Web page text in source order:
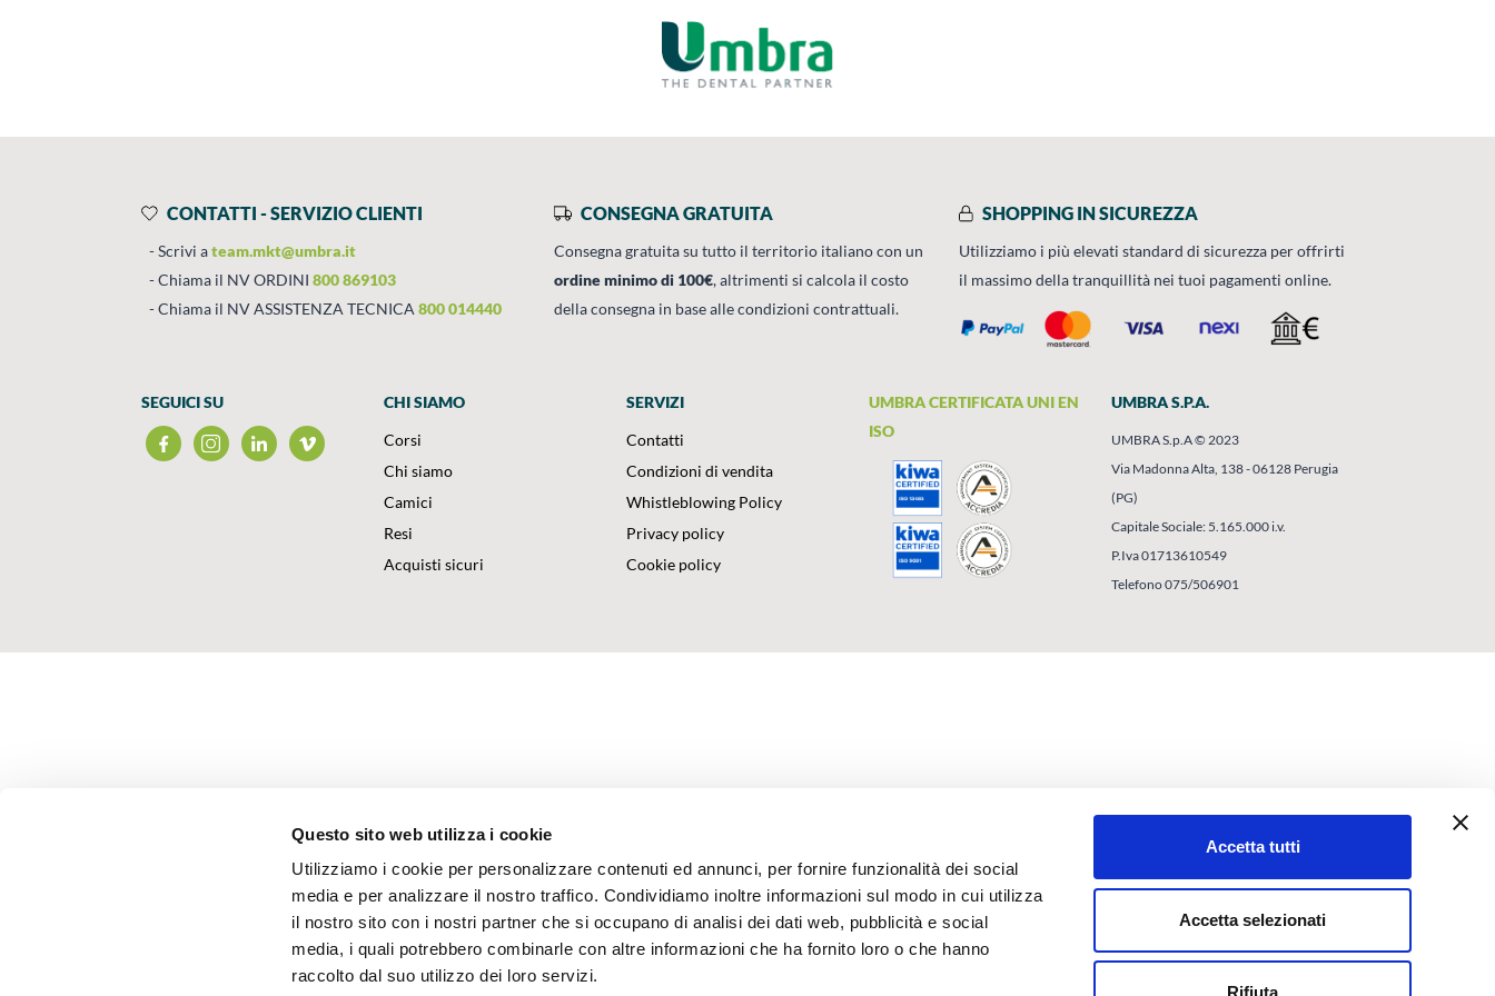
Questo sito web utilizza i cookie
Utilizziamo i cookie per personalizzare contenuti ed annunci, per fornire funzionalità dei social
media e per analizzare il nostro traffico. Condividiamo inoltre informazioni sul modo in cui utilizza
il nostro sito con i nostri partner che si occupano di analisi dei dati web, pubblicità e social
media, i quali potrebbero combinarle con altre informazioni che ha fornito loro o che hanno
raccolto dal suo utilizzo dei loro servizi.
Accetta tutti
Accetta selezionati
Rifiuta
CONTATTI - SERVIZIO CLIENTI
Scrivi ateam.mkt@umbra.it
Chiama il NV ORDINI 800 869103
Chiama il NV ASSISTENZA TECNICA 800 014440
CONSEGNA GRATUITA
Consegna gratuita su tutto il territorio italiano con un
ordine minimo di 100€, altrimenti si calcola il costo
della consegna in base alle condizioni contrattuali.
SHOPPING IN SICUREZZA
Utilizziamo i più elevati standard di sicurezza per offrirti
il massimo della tranquillità nei tuoi pagamenti online.
SEGUICI SU
CHI SIAMO
Corsi
Chi siamo
Camici
Resi
Acquisti sicuri
SERVIZI
Contatti
Condizioni di vendita
Whistleblowing Policy
Privacy policy
Cookie policy
UMBRA CERTIFICATA UNI EN
ISO
UMBRA S.P.A.
UMBRA S.p.A © 2023
Via Madonna Alta, 138 - 06128 Perugia
(PG)
Capitale Sociale: 5.165.000 i.v.
P.Iva 01713610549
Telefono 075/506901